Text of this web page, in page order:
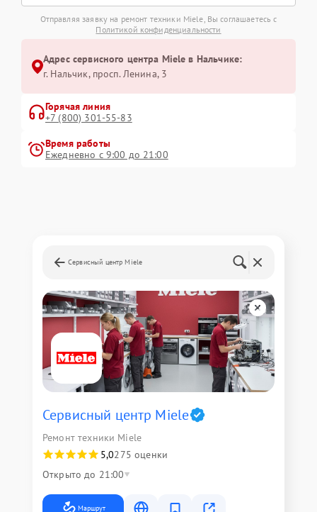
Отправляя заявку на ремонт техники Miele, Вы соглашаетесь с
Политикой конфиденциальности
Адрес сервисного центра Miele в Нальчике:
г. Нальчик, просп. Ленина, 3
Горячая линия
+7 (800) 301-55-83
Время работы
Ежедневно с 9:00 до 21:00
Сервисный центр Miele
Сервисный центр Miele
Ремонт техники Miele
5,0275 оценки
Открыто до 21:00
Маршрут